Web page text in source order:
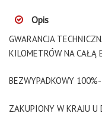
Opis
GWARANCJA
KILOMETRÓW NA CAŁĄ
BEZWYPADKOWY
ZAKUPIONY W KRAJU U